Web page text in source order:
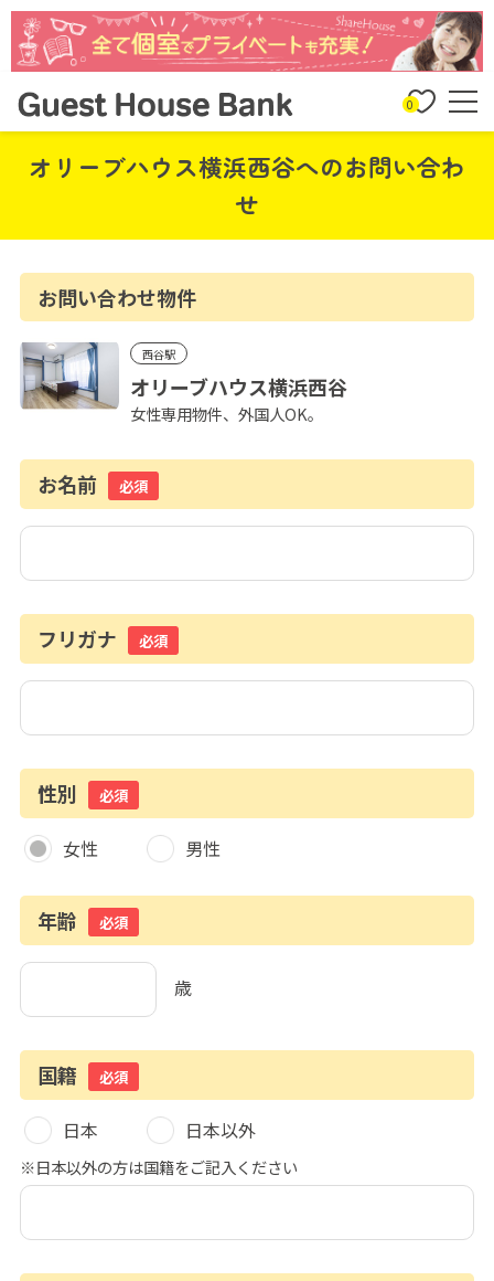
0
オリーブハウス横浜西谷へのお問い合わ
せ
お問い合わせ物件
西谷駅
オリーブハウス横浜西谷
女性専用物件、外国人OK。
お名前 必須
フリガナ 必須
性別 必須
女性 男性
年齢 必須
歳
国籍 必須
日本 日本以外
※日本以外の方は国籍をご記入ください